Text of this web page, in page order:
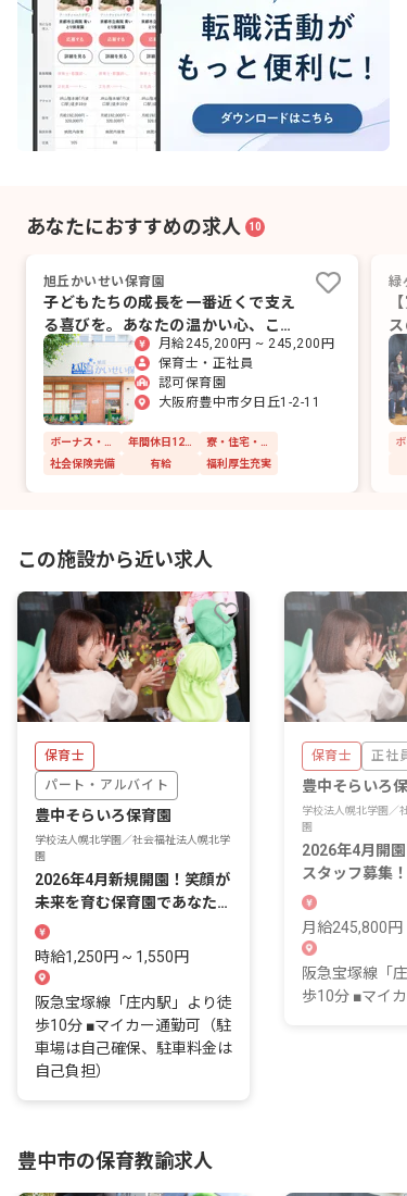
あなたにおすすめの求人 10
旭丘かいせい保育園
子どもたちの成長を一番近くで支え
る喜びを。あなたの温かい心、ここ
で輝かせませんか？月給245,200円 ~ 245,200円
保育士・正社員
認可保育園
大阪府豊中市夕日丘1-2-11
社会保険完備
有給 福利厚生充実
緑
この施設から近い求人
保育士
パート・アルバイト
豊中そらいろ保育園
学校法人幌北学園／社会福祉法人幌北学
園
2026年4月新規開園！笑顔が
未来を育む保育園であなたの
経験が活きる。
時給1,250円 ~ 1,550円
阪急宝塚線「庄内駅」より徒
歩10分 ■マイカー通勤可（駐
車場は自己確保、駐車料金は
自己負担）
保育士 正社員
豊中そらいろ保
学校法人幌北学園／
園
2026年4月開
スタッフ募集
歩10分
月給245,800
阪急宝塚線「
歩10分 ■マイカ
豊中市の保育教諭求人